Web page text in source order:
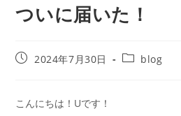
ついに届いた！
2024年7月30日 blog
こんにちは！Uです！